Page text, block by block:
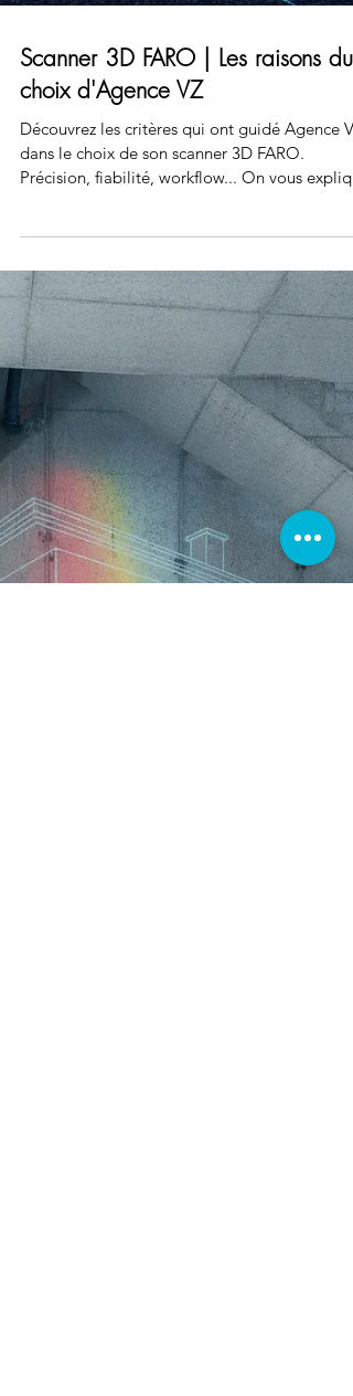
Scanner 3D FARO | Les raisons du
choix d'Agence VZ
Découvrez les critères qui ont guidé Agence VZ
dans le choix de son scanner 3D FARO.
Précision, fiabilité, workflow... On vous
tout.